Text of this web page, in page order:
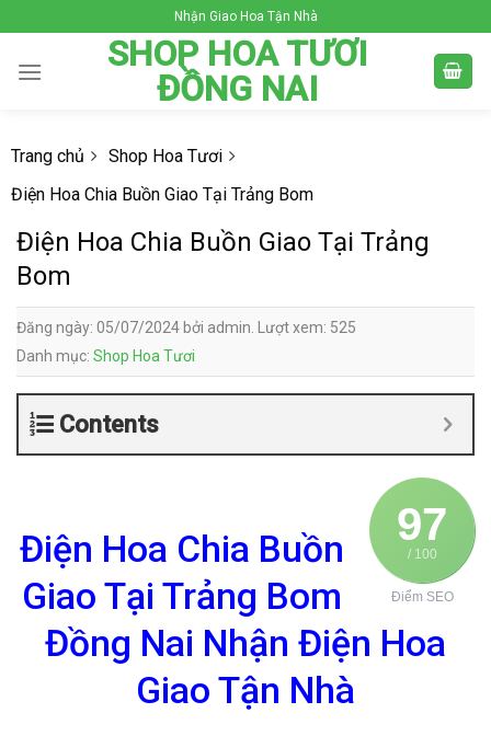
to
content
Nhận Giao Hoa Tận Nhà
SHOP HOA TƯƠI
ĐỒNG NAI
Trang chủ
Shop Hoa Tươi
Điện Hoa Chia Buồn Giao Tại Trảng Bom
Điện Hoa Chia Buồn Giao Tại Trảng
Bom
Đăng ngày: 05/07/2024 bởi admin. Lượt xem: 525
Danh mục: Shop Hoa Tươi
Contents
97
/ 100
Điểm SEO
Điện Hoa Chia Buồn
Giao Tại Trảng Bom
Đồng Nai Nhận Điện Hoa
Giao Tận Nhà